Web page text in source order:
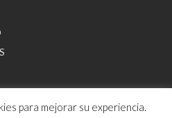
para mejorar su experiencia.